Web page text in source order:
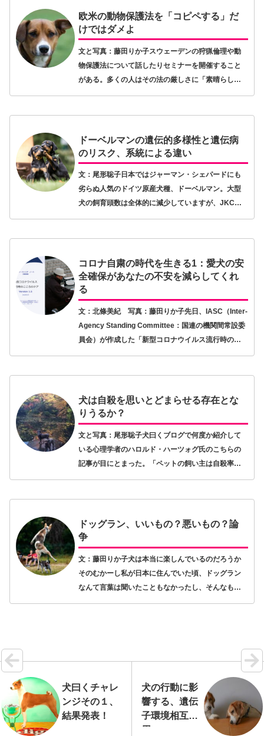
欧米の動物保護法を「コピペする」だ
けではダメよ
文と写真：藤田りか子スウェーデンの狩猟倫理や動
物保護法について話したりセミナーを開催すること
がある。多くの人はその法の厳しさに「素晴らし
ドーベルマンの遺伝的多様性と遺伝病
のリスク、系統による違い
文：尾形聡子日本ではジャーマン・シェパードにも
劣らぬ人気のドイツ原産犬種、ドーベルマン。大型
犬の飼育頭数は全体的に減少していますが、JKCへ
のドーベルマンの登録犬数は決して少なくはなく、
コロナ自粛の時代を生きる1：愛犬の安
全確保があなたの不安を減らしてくれ
る
文：北條美紀 写真：藤田りか子先日、IASC（Inter-
Agency Standing Committee：国連の機関間常設委
員会）が作成した「新型コロナウイルス流行時のこ
ころのケア」というノートが発表された。その中
犬は自殺を思いとどまらせる存在とな
りうるか？
文と写真：尾形聡子犬曰くブログで何度か紹介して
いる心理学者のハロルド・ハーツォグ氏のこちらの
記事が目にとまった。「ペットの飼い主は自殺率が
低いか？」というものだ。犬の飼い主ならば「この
ドッグラン、いいもの？悪いもの？論
争
文：藤田りか子犬は本当に楽しんでいるのだろうか
そのむかーし私が日本に住んでいた頃、ドッグラン
なんて言葉は聞いたこともなかったし、そんなもの
はおそらく日本には存在していなかったと思う。そ
犬曰くチャレ
ンジその１、
結果発表！
犬の行動に影
響する、遺伝
子環境相互作
用